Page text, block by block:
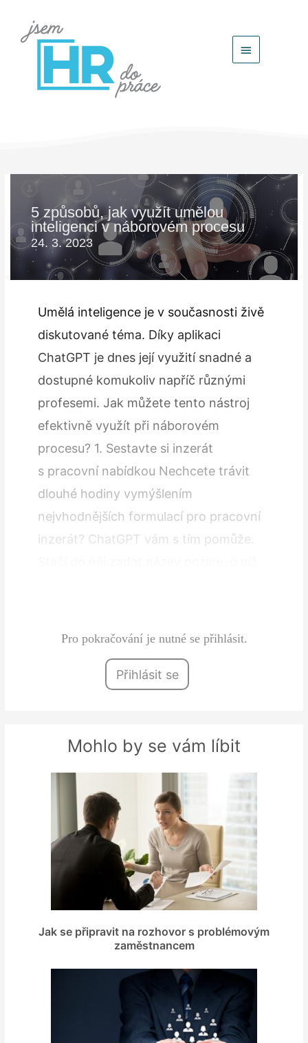
Hlavní
5 způsobů, jak využít umělou
inteligenci v náborovém procesu
24. 3. 2023
Umělá inteligence je v současnosti živě
diskutované téma. Díky aplikaci
ChatGPT je dnes její využití snadné a
dostupné komukoliv napříč různými
profesemi. Jak můžete tento nástroj
efektivně využít při náborovém
procesu? 1. Sestavte si inzerát
s pracovní nabídkou Nechcete trávit
dlouhé hodiny vymýšlením
nejvhodnějších formulací pro pracovní
inzerát? ChatGPT vám s tím pomůže.
Pro pokračování je nutné se přihlásit.
Přihlásit se
Mohlo by se vám líbit
Jak se připravit na rozhovor s problémovým
zaměstnancem